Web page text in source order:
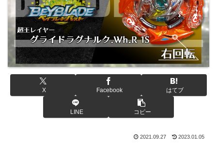
X Facebook はてブ
LINE コピー
2021.09.27 2023.01.05